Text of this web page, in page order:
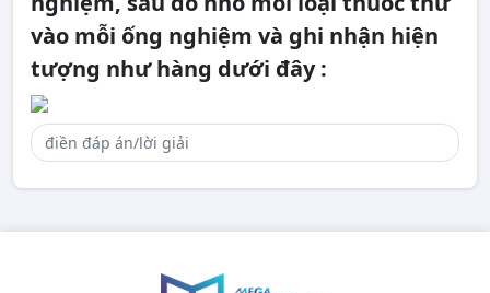
vào mỗi ống nghiệm và ghi nhận hiện
tượng như hàng dưới đây :